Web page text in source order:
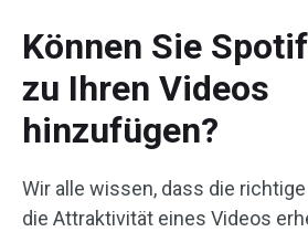
Können Sie
zu Ihren Videos
hinzufügen?
Wir alle wissen, dass die
die Attraktivität eines Videos